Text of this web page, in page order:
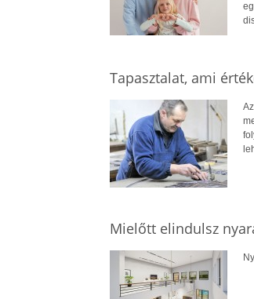
Tapasztalat, ami
Mielőtt elindulsz